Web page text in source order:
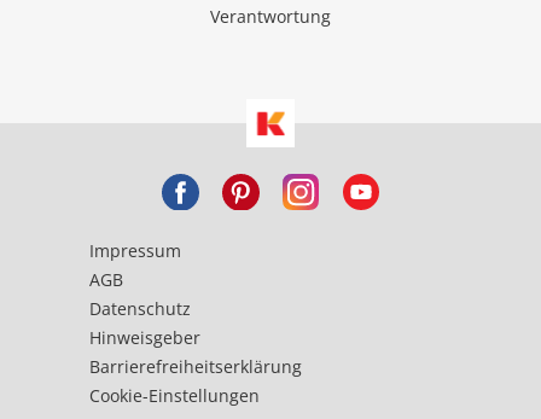
Verantwortung
Impressum
AGB
Datenschutz
Hinweisgeber
Barrierefreiheitserklärung
Cookie-Einstellungen